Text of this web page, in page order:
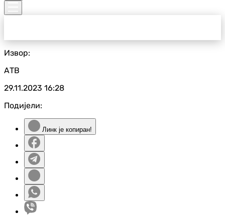
Извор:
АТВ
29.11.2023 16:28
Подијели:
Линк је копиран!